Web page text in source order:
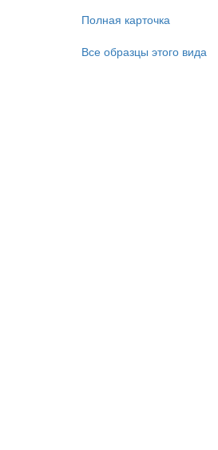
Полная карточка
Все образцы этого вида